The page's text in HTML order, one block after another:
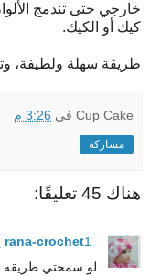
خارجي حتى تندمج
كيك أو الكيك.
طريقة سهلة ولطيفة،
Cup Cake في 3:26 م
مشاركة
هناك 45 تعليقًا:
rana-crochet1 يناير 2012 في 9:56 ص
لو سمحتي طريقه